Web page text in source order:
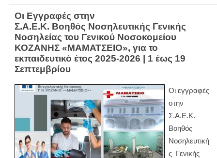
Οι Εγγραφές στην
Σ.Α.Ε.Κ. Βοηθός Νοσηλευτικής Γενικής
Νοσηλείας του Γενικού Νοσοκομείου
ΚΟΖΑΝΗΣ «ΜΑΜΑΤΣΕΙΟ», για το
εκπαιδευτικό έτος 2025-2026 | 1 έως 19
Σεπτεμβρίου
Οι εγγραφές
στην
Σ.Α.Ε.Κ.
Βοηθός
Νοσηλευτική
ς Γενικής